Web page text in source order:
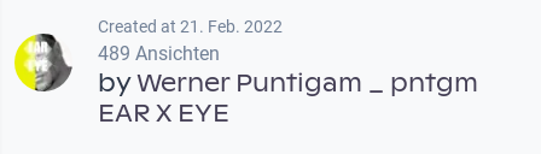
Created at 21. Feb. 2022
489 Ansichten
byWerner Puntigam _ pntgm
EAR X EYE